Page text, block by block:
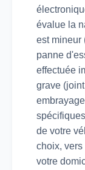
évalue la
est mineur
panne
effectuée
grave
de votre
choix, vers
votre